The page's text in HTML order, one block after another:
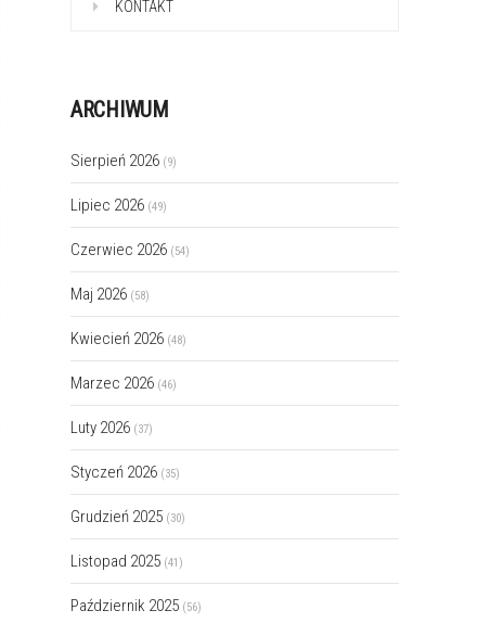
KONTAKT
ARCHIWUM
Sierpień 2026 (9)
Lipiec 2026 (49)
Czerwiec 2026 (54)
Maj 2026 (58)
Kwiecień 2026 (48)
Marzec 2026 (46)
Luty 2026 (37)
Styczeń 2026 (35)
Grudzień 2025 (30)
Listopad 2025 (41)
Październik 2025 (56)